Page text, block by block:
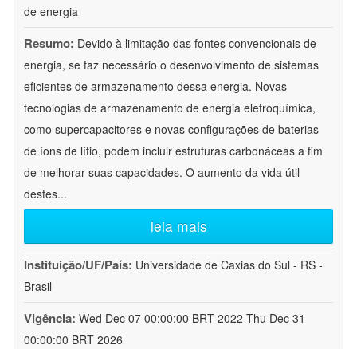
de energia
Resumo: Devido à limitação das fontes convencionais de
energia, se faz necessário o desenvolvimento de sistemas
eficientes de armazenamento dessa energia. Novas
tecnologias de armazenamento de energia eletroquímica,
como supercapacitores e novas configurações de baterias
de íons de lítio, podem incluir estruturas carbonáceas a fim
de melhorar suas capacidades. O aumento da vida útil
destes...
leia mais
Instituição/UF/País: Universidade de Caxias do Sul - RS -
Brasil
Vigência: Wed Dec 07 00:00:00 BRT 2022-Thu Dec 31
00:00:00 BRT 2026